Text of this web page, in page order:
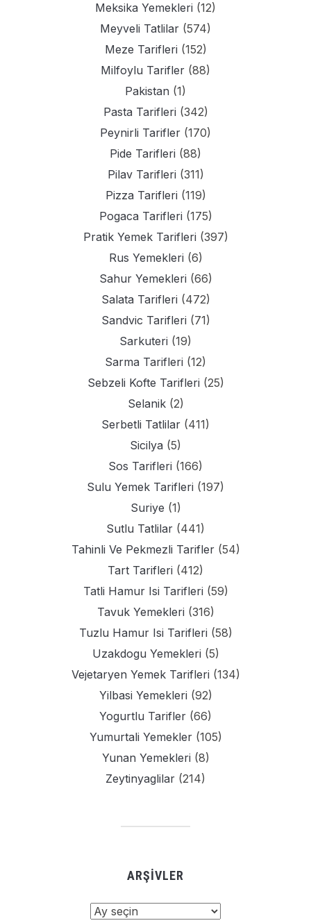
Meksika Yemekleri (12)
Meyveli Tatlilar (574)
Meze Tarifleri (152)
Milfoylu Tarifler (88)
Pakistan (1)
Pasta Tarifleri (342)
Peynirli Tarifler (170)
Pide Tarifleri (88)
Pilav Tarifleri (311)
Pizza Tarifleri (119)
Pogaca Tarifleri (175)
Pratik Yemek Tarifleri (397)
Rus Yemekleri (6)
Sahur Yemekleri (66)
Salata Tarifleri (472)
Sandvic Tarifleri (71)
Sarkuteri (19)
Sarma Tarifleri (12)
Sebzeli Kofte Tarifleri (25)
Selanik(2)
Serbetli Tatlilar (411)
Sicilya (5)
Sos Tarifleri (166)
Sulu Yemek Tarifleri (197)
Suriye (1)
Sutlu Tatlilar (441)
Tahinli Ve Pekmezli Tarifler(54)
Tart Tarifleri (412)
Tatli Hamur Isi Tarifleri (59)
Tavuk Yemekleri (316)
Tuzlu Hamur Isi Tarifleri (58)
Uzakdogu Yemekleri (5)
Vejetaryen Yemek Tarifleri (134)
Yilbasi Yemekleri (92)
Yogurtlu Tarifler (66)
Yumurtali Yemekler(105)
Yunan Yemekleri (8)
Zeytinyaglilar (214)
ARŞIVLER